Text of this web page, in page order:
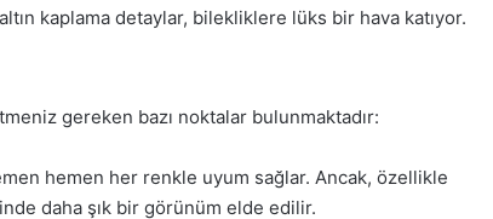
kaplama detaylar, bilekliklere lüks bir hava katıyor.
gereken bazı noktalar bulunmaktadır:
hemen her renkle uyum sağlar. Ancak, özellikle
daha şık bir görünüm elde edilir.